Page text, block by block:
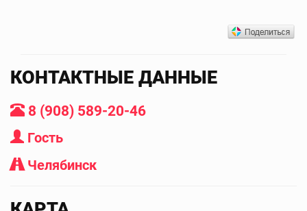
КОНТАКТНЫЕ ДАННЫЕ
8 (908) 589-20-46
Гость
Челябинск